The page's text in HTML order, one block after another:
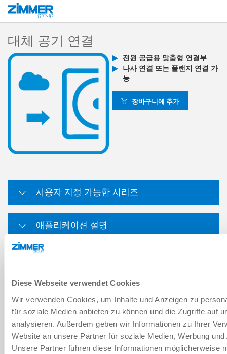
Diese Webseite verwendet Cookies
Wir verwenden Cookies, um Inhalte und Anzeigen zu
für soziale Medien anbieten zu können und die Zugriffe auf
analysieren. Außerdem geben wir Informationen zu Ihrer
Website an unsere Partner für soziale Medien, Werbung
Unsere Partner führen diese Informationen möglicherweise
시작 제품
대체 공기 연결
전원 공급용 맞춤형 연결부
나사 연결 또는 플랜지 연결 가
능
장바구니에 추가
사용자 지정 가능한 시리즈
애플리케이션 설명
다운로드
PDF 데이터시트